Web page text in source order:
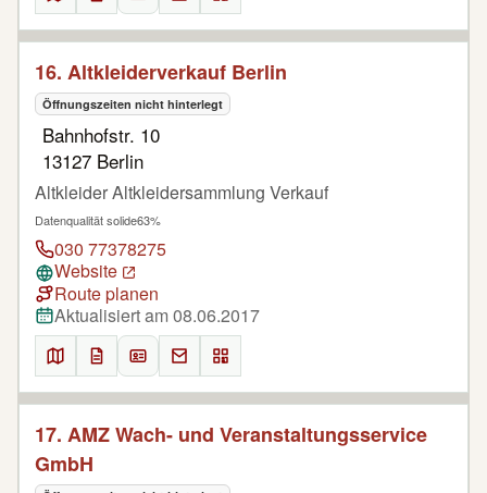
16. Altkleiderverkauf Berlin
Öffnungszeiten nicht hinterlegt
Bahnhofstr. 10
13127 Berlin
Altkleider Altkleidersammlung Verkauf
Datenqualität solide63%
030 77378275
Website
Route planen
Aktualisiert am 08.06.2017
17. AMZ Wach- und Veranstaltungsservice
GmbH